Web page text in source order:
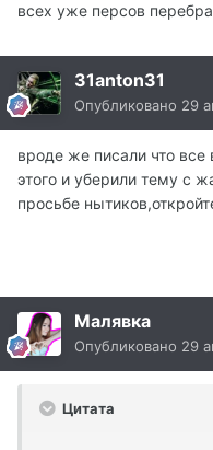
всех уже персов
31anton31
Опубликовано 29
вроде же писали что все
этого и уберили тему с
просьбе
Малявка
Опубликовано 29
Цитата